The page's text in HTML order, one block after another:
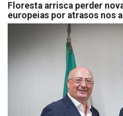
Floresta arrisca perder
europeias por atrasos nos